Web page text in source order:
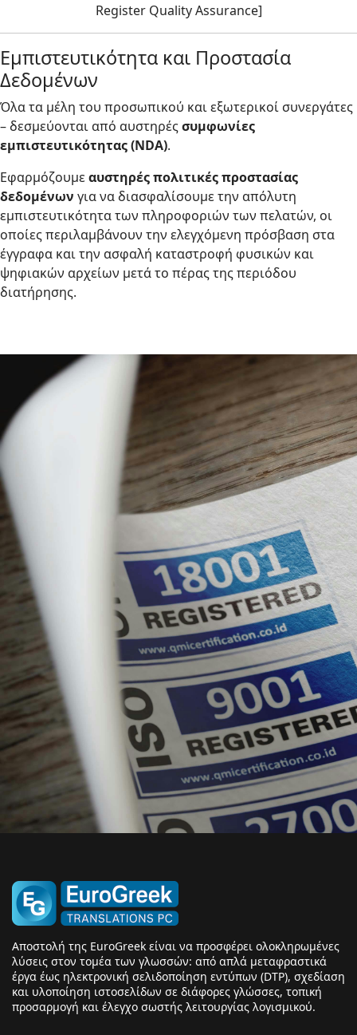
Register Quality Assurance]
Εμπιστευτικότητα και Προστασία
Δεδομένων
Όλα τα μέλη του προσωπικού και εξωτερικοί συνεργάτες
– δεσμεύονται από αυστηρέςσυμφωνίες
εμπιστευτικότητας (NDA).
Εφαρμόζουμεαυστηρές πολιτικές προστασίας
δεδομένων για να διασφαλίσουμε την απόλυτη
εμπιστευτικότητα των πληροφοριών των πελατών, οι
οποίες περιλαμβάνουν την ελεγχόμενη πρόσβαση στα
έγγραφα και την ασφαλή καταστροφή φυσικών και
ψηφιακών αρχείων μετά το πέρας της περιόδου
διατήρησης.
Αποστολή της EuroGreek είναι να προσφέρει ολοκληρωμένες
λύσεις στον τομέα των γλωσσών: από απλά μεταφραστικά
έργα έως ηλεκτρονική σελιδοποίηση εντύπων (DTP), σχεδίαση
και υλοποίηση ιστοσελίδων σε διάφορες γλώσσες, τοπική
προσαρμογή και έλεγχο σωστής λειτουργίας λογισμικού.